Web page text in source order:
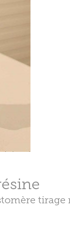
tirage